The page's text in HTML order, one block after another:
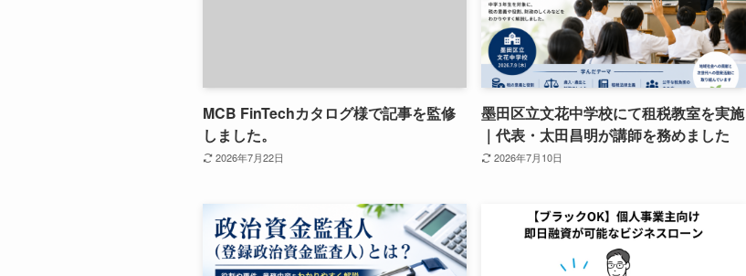
MCB FinTechカタログ様で記事を監修
しました。
2026年7月22日
墨田区立文花中学校にて租税教室を実施
｜代表・太田昌明が講師を務めました
2026年7月10日